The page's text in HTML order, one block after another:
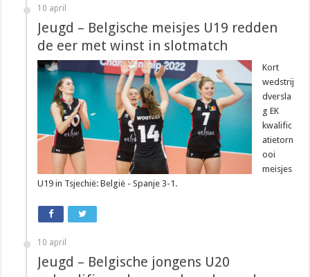
10 april
Jeugd – Belgische meisjes U19 redden
de eer met winst in slotmatch
Kort
wedstrij
dversla
g EK
kwalific
atietorn
ooi
meisjes
U19 in Tsjechië: België - Spanje 3-1.
10 april
Jeugd – Belgische jongens U20